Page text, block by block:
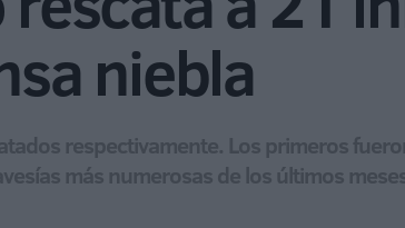
niebla
respectivamente. Los primeros
más numerosas de los últimos